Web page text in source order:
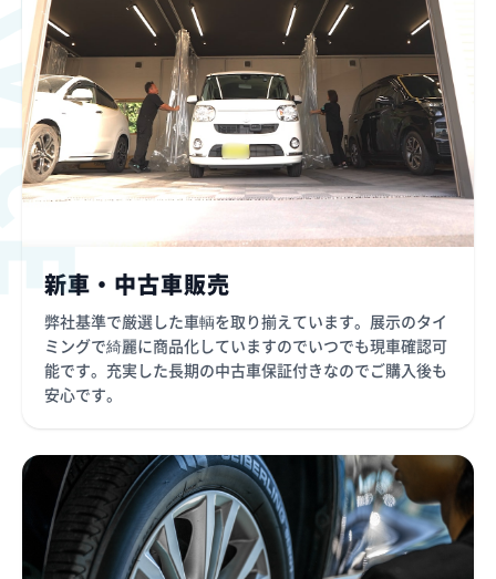
新車・中古車販売
弊社基準で厳選した車輌を取り揃えています。展示のタイ
ミングで綺麗に商品化していますのでいつでも現車確認可
能です。充実した長期の中古車保証付きなのでご購入後も
安心です。